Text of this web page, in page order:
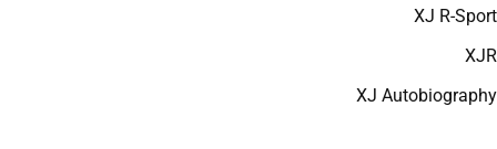
XJ R-Sport
XJR
XJ Autobiography